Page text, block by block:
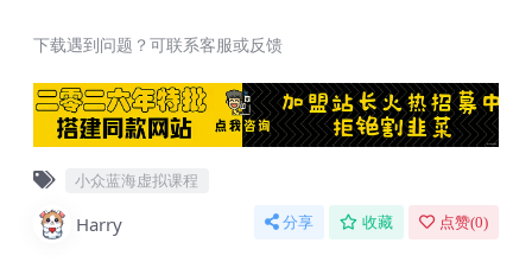
下载遇到问题？可联系客服或反馈
小众蓝海虚拟课程
Harry 分享 收藏 点赞(0)